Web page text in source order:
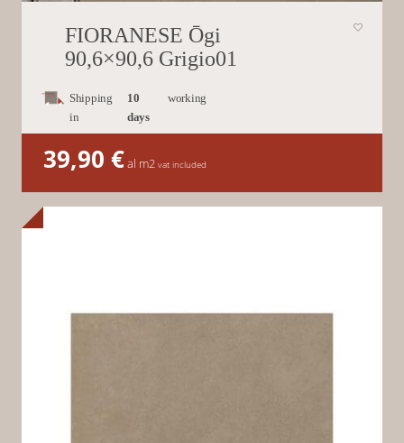
FIORANESE Ōgi
90,6×90,6 Grigio01
Shipping
in
10
days
working
39,90 €al m2 vat included